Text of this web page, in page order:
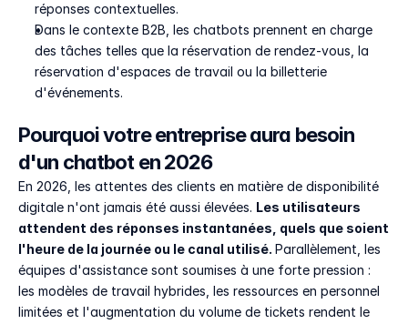
réponses contextuelles.
Dans le contexte B2B, les chatbots prennent en charge
des tâches telles que la réservation de rendez-vous, la
réservation d'espaces de travail ou la billetterie
d'événements.
Pourquoi votre entreprise aura besoin
d'un chatbot en 2026
En 2026, les attentes des clients en matière de disponibilité
digitale n'ont jamais été aussi élevées. Les utilisateurs
attendent des réponses instantanées, quels que soient
l'heure de la journée ou le canal utilisé. Parallèlement, les
équipes d'assistance sont soumises à une forte pression :
les modèles de travail hybrides, les ressources en personnel
limitées et l'augmentation du volume de tickets rendent le